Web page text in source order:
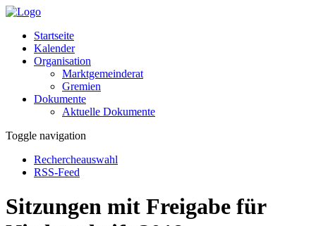
Startseite
Kalender
Organisation
Marktgemeinderat
Gremien
Dokumente
Aktuelle Dokumente
Toggle navigation
Rechercheauswahl
RSS-Feed
Sitzungen mit Freigabe für